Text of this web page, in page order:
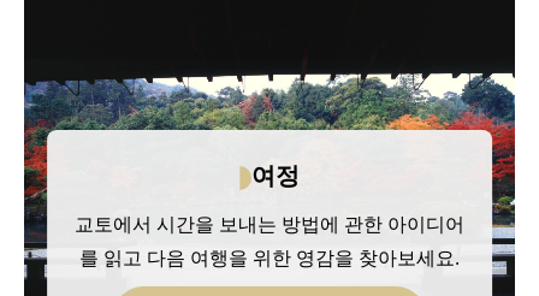
여정
교토에서 시간을 보내는 방법에 관한 아이디어
를 읽고 다음 여행을 위한 영감을 찾아보세요.